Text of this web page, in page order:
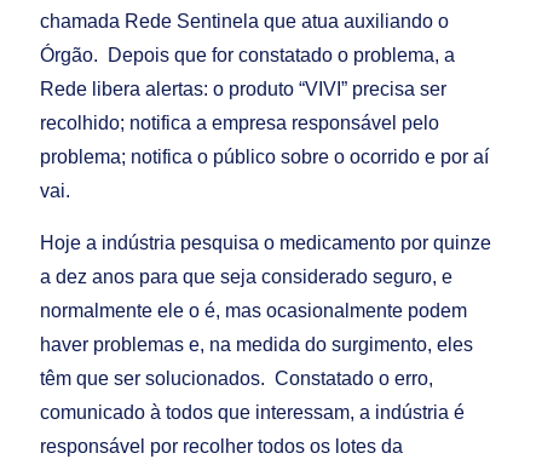
chamada Rede Sentinela que atua auxiliando o
Órgão. Depois que for constatado o problema, a
Rede libera alertas: o produto “VIVI” precisa ser
recolhido; notifica a empresa responsável pelo
problema; notifica o público sobre o ocorrido e por aí
vai.
Hoje a indústria pesquisa o medicamento por quinze
a dez anos para que seja considerado seguro, e
normalmente ele o é, mas ocasionalmente podem
haver problemas e, na medida do surgimento, eles
têm que ser solucionados. Constatado o erro,
comunicado à todos que interessam, a indústria é
responsável por recolher todos os lotes da